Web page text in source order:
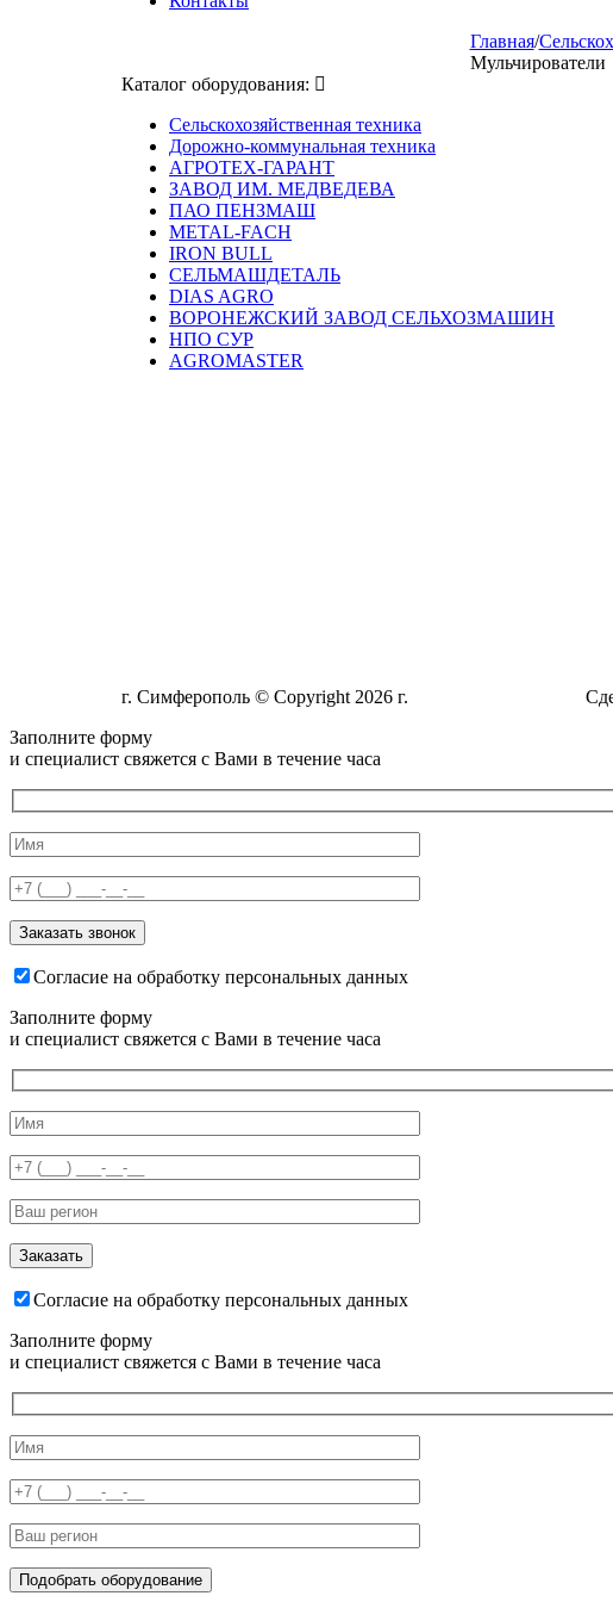
Главная/
Мульчирователи
Каталог оборудования:
Сельскохозяйственная техника
Дорожно-коммунальная техника
АГРОТЕХ-ГАРАНТ
ЗАВОД ИМ. МЕДВЕДЕВА
ПАО ПЕНЗМАШ
METAL-FACH
IRON BULL
СЕЛЬМАШДЕТАЛЬ
DIAS AGRO
ВОРОНЕЖСКИЙ ЗАВОД СЕЛЬХОЗМАШИН
НПО СУР
AGROMASTER
г. Симферополь © Copyright 2026 г.
Заполните форму
и специалист свяжется с Вами в течение часа
Согласие на обработку персональных данных
Заполните форму
и специалист свяжется с Вами в течение часа
Согласие на обработку персональных данных
Заполните форму
и специалист свяжется с Вами в течение часа